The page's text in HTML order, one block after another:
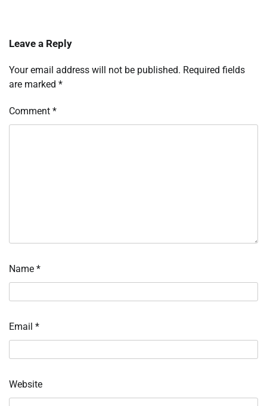
Leave a Reply
Your email address will not be published. Required fields
are marked *
Comment *
Name *
Email *
Website